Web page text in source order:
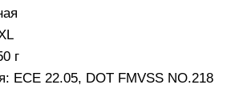
г
ECE 22.05, DOT FMVSS NO.218